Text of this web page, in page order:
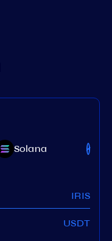
Solana
IRIS
USDT